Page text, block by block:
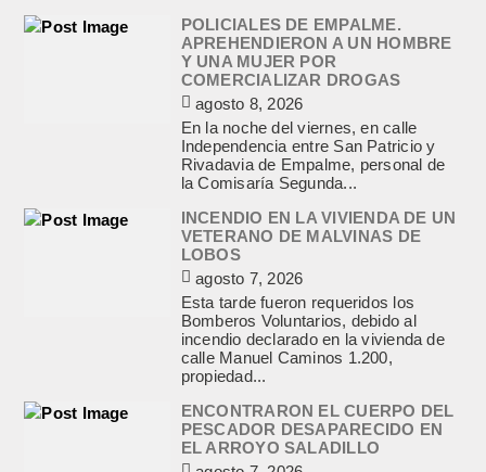
POLICIALES DE EMPALME.
APREHENDIERON A UN HOMBRE
Y UNA MUJER POR
COMERCIALIZAR DROGAS
agosto 8, 2026
En la noche del viernes, en calle
Independencia entre San Patricio y
Rivadavia de Empalme, personal de
la Comisaría Segunda...
INCENDIO EN LA VIVIENDA DE UN
VETERANO DE MALVINAS DE
LOBOS
agosto 7, 2026
Esta tarde fueron requeridos los
Bomberos Voluntarios, debido al
incendio declarado en la vivienda de
calle Manuel Caminos 1.200,
propiedad...
ENCONTRARON EL CUERPO DEL
PESCADOR DESAPARECIDO EN
EL ARROYO SALADILLO